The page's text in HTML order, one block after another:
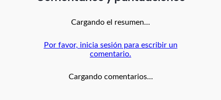
Cargando el resumen…
Por favor, inicia sesión para escribir un
comentario.
Cargando comentarios…